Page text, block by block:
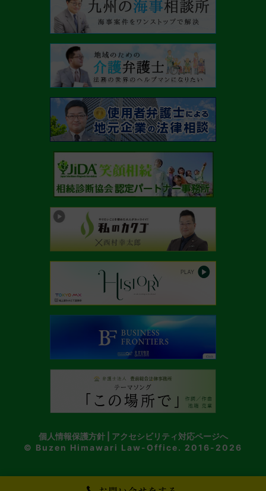
個人情報保護方針| アクセシビリティ対応ページへ
© Buzen Himawari Law-Office. 2016-2026